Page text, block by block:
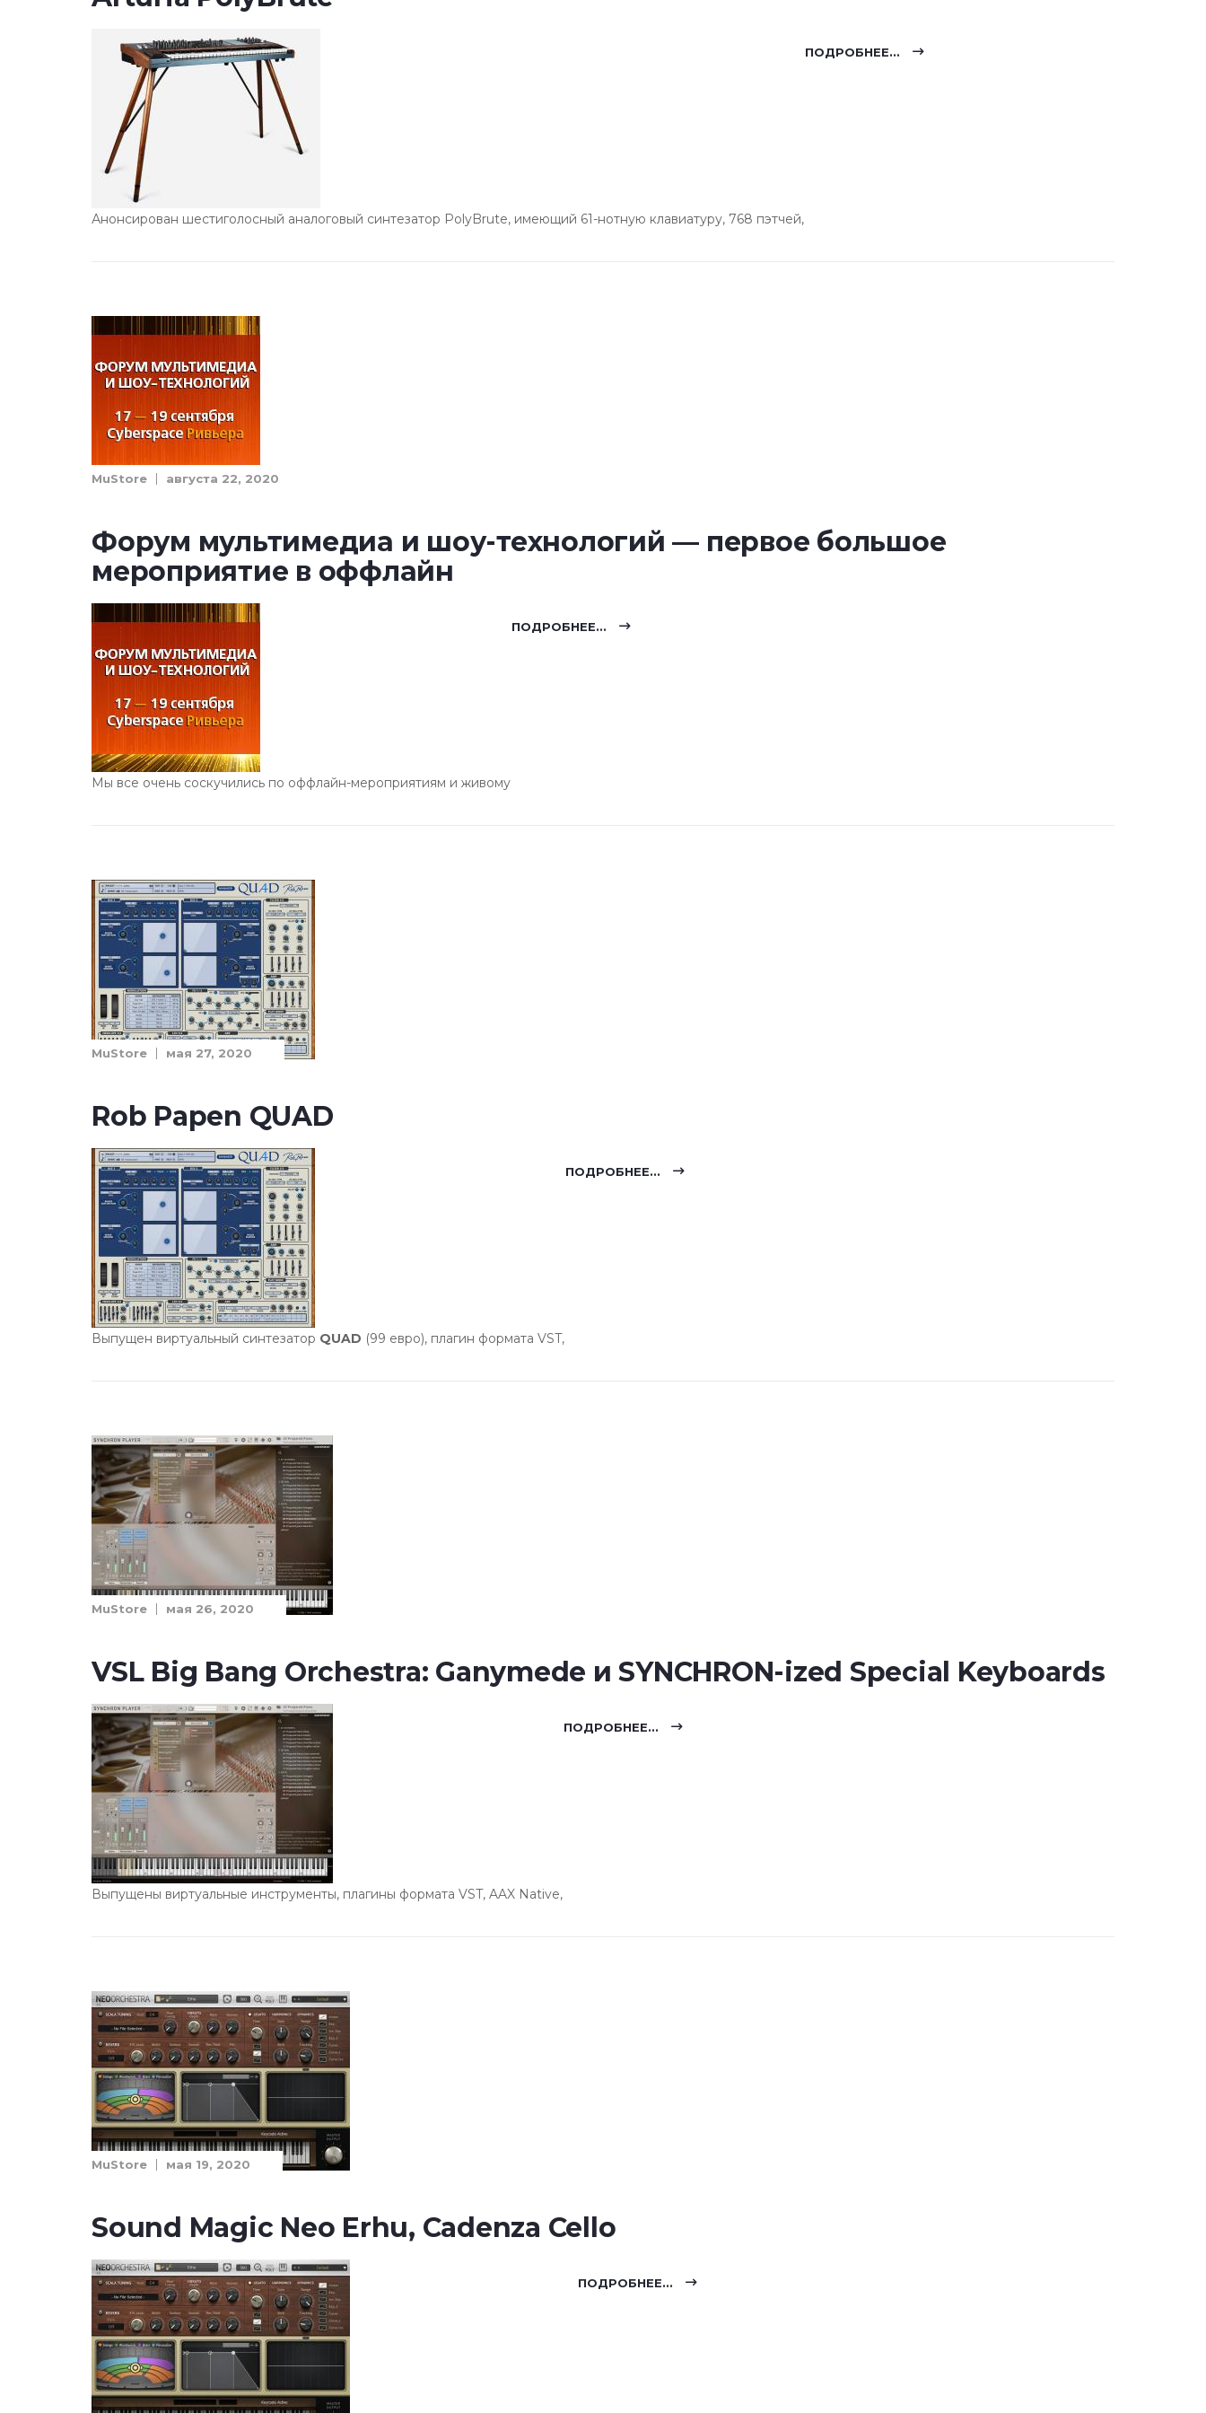
Анонсирован шестиголосный аналоговый синтезатор PolyBrute, имеющий 61-нотную клавиатуру, 768 пэтчей,
ПОДРОБНЕЕ...
Форум мультимедиа и шоу-технологий — первое большое
мероприятие в оффлайн
MuStore августа 22, 2020
Мы все очень соскучились по оффлайн-мероприятиям и живому
ПОДРОБНЕЕ...
Rob Papen QUAD
MuStore мая 27, 2020
Выпущен виртуальный синтезатор QUAD (99 евро), плагин формата VST,
ПОДРОБНЕЕ...
VSL Big Bang Orchestra: Ganymede и SYNCHRON-ized Special Keyboards
MuStore мая 26, 2020
Выпущены виртуальные инструменты, плагины формата VST, AAX Native,
ПОДРОБНЕЕ...
Sound Magic Neo Erhu, Cadenza Cello
MuStore мая 19, 2020
ПОДРОБНЕЕ...